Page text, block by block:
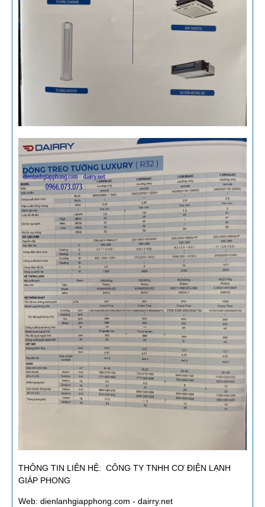
THÔNG TIN LIÊN HỆ: CÔNG TY TNHH CƠ ĐIỆN LẠNH
GIÁP PHONG
Web: dienlanhgiapphong.com - dairry.net